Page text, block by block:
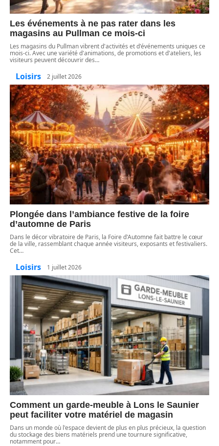
Les événements à ne pas rater dans les
magasins au Pullman ce mois-ci
Les magasins du Pullman vibrent d'activités et d'événements uniques ce
mois-ci. Avec une variété d'animations, de promotions et d'ateliers, les
visiteurs peuvent découvrir des…
Loisirs 2 juillet 2026
Plongée dans l’ambiance festive de la foire
d’automne de Paris
Dans le décor vibratoire de Paris, la Foire d'Automne fait battre le cœur
de la ville, rassemblant chaque année visiteurs, exposants et festivaliers.
Cet…
Loisirs 1 juillet 2026
Comment un garde-meuble à Lons le Saunier
peut faciliter votre matériel de magasin
Dans un monde où l'espace devient de plus en plus précieux, la question
du stockage des biens matériels prend une tournure significative,
notamment pour…